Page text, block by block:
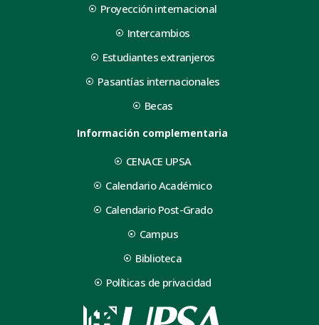
Proyección internacional
Intercambios
Estudiantes extranjeros
Pasantías internacionales
Becas
Información complementaria
CENACE UPSA
Calendario Académico
Calendario Post-Grado
Campus
Biblioteca
Políticas de privacidad